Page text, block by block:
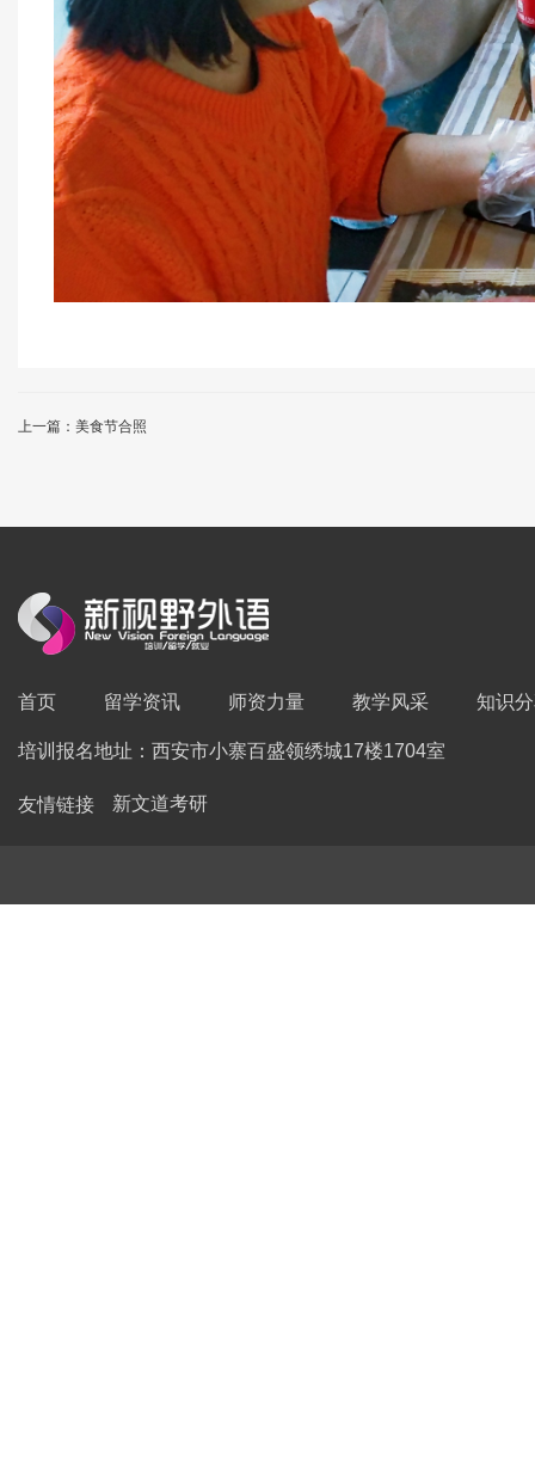
上一篇：美食节合照
首页 留学资讯 师资力量 教学风采 知识
培训报名地址：西安市小寨百盛领绣城17楼1704室
友情链接 新文道考研